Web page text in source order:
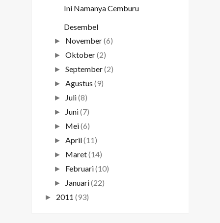
Ini Namanya Cemburu
Desembel
► November(6)
►Oktober(2)
►September(2)
►Agustus (9)
► Juli(8)
► Juni(7)
► Mei(6)
►April(11)
► Maret(14)
► Februari(10)
► Januari(22)
► 2011 (93)